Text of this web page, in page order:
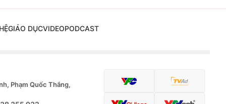
GIÁO DỤCVIDEOPODCAST
Phạm Quốc Thắng,